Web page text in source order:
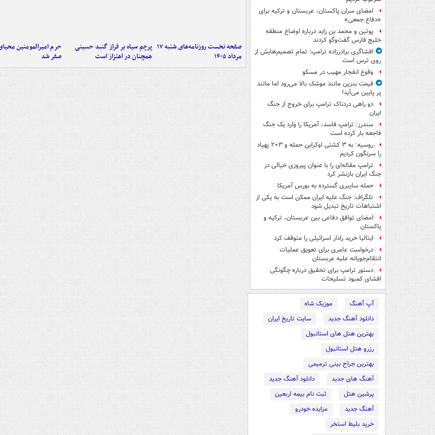
امضای سران پاکستان، عربستان و ترکیه برای
«دفاع جمعی»
پوتین و محمد بن زاید درباره اوضاع منطقه
خلیج فارس گفت‌وگو کردند
افشاگری برادرزاده ترامپ: تمام تصمیم‌هایش از
روی ترس است
وقوع انفجار مهیب در مسکو
قیمت بنزین مانند موشک بالا می‌رود اما مانند
پر پایین می‌آید!
دو راهی دردناک ترامپ برای خروج از جنگ
ایران
سندرز: ترامپ فاسد، آمریکا را وارد یک جنگ
فاجعه بار کرده است
روسیه: به ۳ کشتی اوکراین حمله و ۲۰۳ پهپاد
را سرنگون کردیم
ترامپ مقاله‌ای را با عنوان پیروزی خیالی در
جنگ ایران بازنشر کرد
حمله سایبری گسترده به بورس آمریکا
تلگراف: جنگ علیه ایران ممکن است به یکی از
اشتباهات تاریخ تبدیل شود
امضای توافق دفاعی بین عربستان، ترکیه و
پاکستان
ایتالیا خرید رادار اسرائیلی را متوقف کرد
درخواست عامری برای تعویق عملیات
انتقام‌جویانه علیه عربستان
دستور ترامپ برای تحقیق درباره چگونگی
افشای کمبود تسلیحات
آپ آهنگ
موزیک شاه
دانلود آهنگ جدید
سایت تاریخ ایران
بهترین هتل های استانبول
رزرو هتل استانبول
بهترین جراح بینی ترمیمی
آهنگ های جدید
دانلود آهنگ جدید
پرشین هتل
ثبت نام بیمه اربعین
آهنگ جدید
مزایده خودرو
خرید بلیط استخر
صفحه نخست روزنامه‌های شنبه ۱۷
مرداد ۱۴۰۵
پرچم سیاه بر فراز گنبد حسینی
همچنان در اهتزاز است
حرم امیرالمومنین
صفر شد